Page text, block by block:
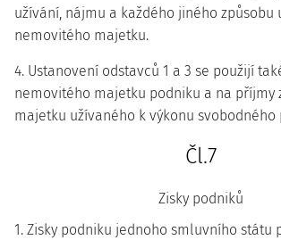
užívání, nájmu a každého jiného způsobu
nemovitého majetku.
4. Ustanovení odstavců 1 a 3 se použijí
nemovitého majetku podniku a na příjmy
majetku užívaného k výkonu svobodného
Čl.7
Zisky podniků
1. Zisky podniku jednoho smluvního státu